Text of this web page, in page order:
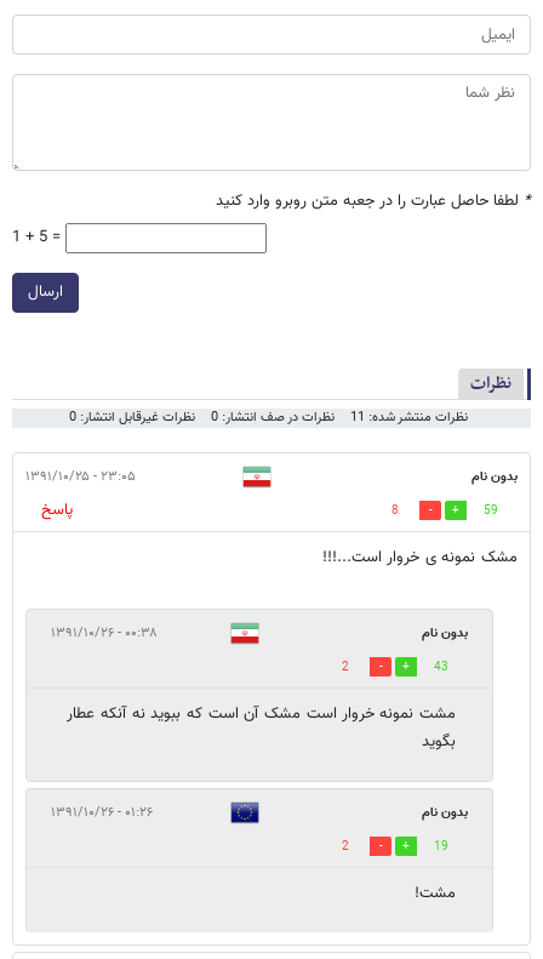
* لطفا حاصل عبارت را در جعبه متن روبرو وارد کنید
1 + 5 =
ارسال
نظرات
نظرات منتشر شده: 11 نظرات در صف انتشار: 0 نظرات غیرقابل انتشار: 0
بدون نام ۲۳:۰۵ - ۱۳۹۱/۱۰/۲۵
59
8
پاسخ
مشک نمونه ی خروار است...!!!
بدون نام ۰۰:۳۸ - ۱۳۹۱/۱۰/۲۶
43
2
مشت نمونه خروار است مشک آن است که ببوید نه آنکه عطار
بگوید
بدون نام ۰۱:۲۶ - ۱۳۹۱/۱۰/۲۶
19
2
مشت!